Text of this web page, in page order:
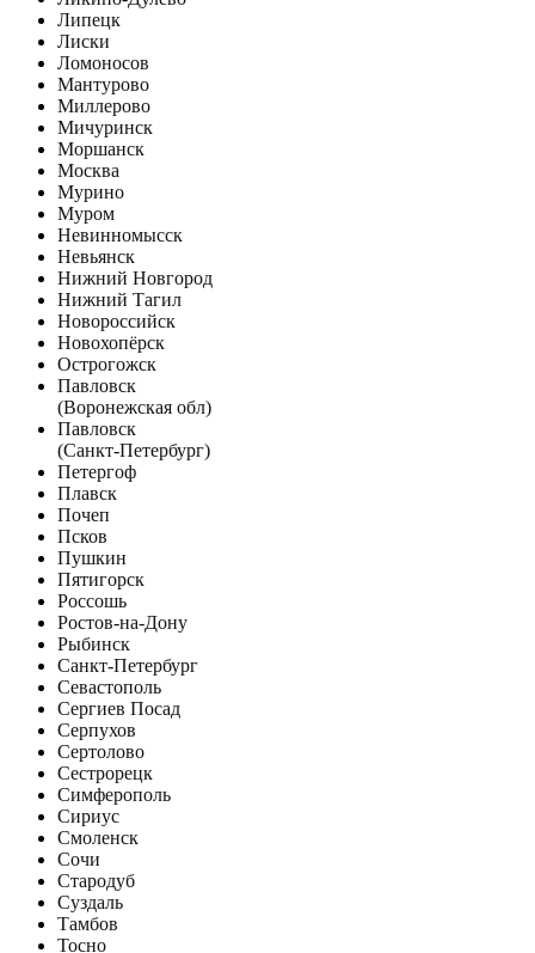
Липецк
Лиски
Ломоносов
Мантурово
Миллерово
Мичуринск
Моршанск
Москва
Мурино
Муром
Невинномысск
Невьянск
Нижний Новгород
Нижний Тагил
Новороссийск
Новохопёрск
Острогожск
Павловск
(Воронежская обл)
Павловск
(Санкт-Петербург)
Петергоф
Плавск
Почеп
Псков
Пушкин
Пятигорск
Россошь
Ростов-на-Дону
Рыбинск
Санкт-Петербург
Севастополь
Сергиев Посад
Серпухов
Сертолово
Сестрорецк
Симферополь
Сириус
Смоленск
Сочи
Стародуб
Суздаль
Тамбов
Тосно